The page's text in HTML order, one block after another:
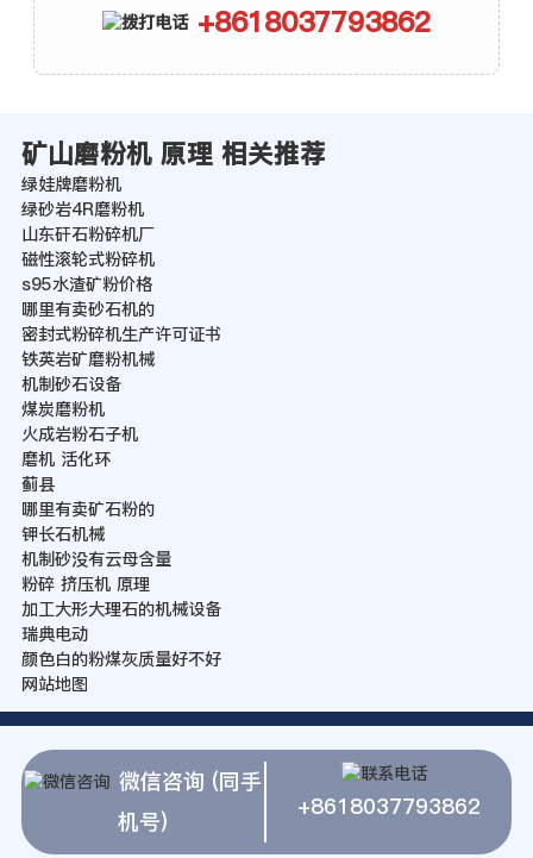
+8618037793862
矿山磨粉机 原理 相关推荐
绿娃牌磨粉机
绿砂岩4R磨粉机
山东矸石粉碎机厂
磁性滚轮式粉碎机
s95水渣矿粉价格
哪里有卖砂石机的
密封式粉碎机生产许可证书
铁英岩矿磨粉机械
机制砂石设备
煤炭磨粉机
火成岩粉石子机
磨机 活化环
蓟县
哪里有卖矿石粉的
钾长石机械
机制砂没有云母含量
粉碎 挤压机 原理
加工大形大理石的机械设备
瑞典电动
颜色白的粉煤灰质量好不好
网站地图
微信咨询 (同手
机号)
+8618037793862